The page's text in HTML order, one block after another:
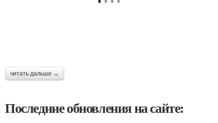
читать дальше →
Последние обновления на сайте: